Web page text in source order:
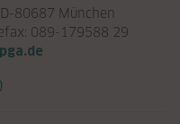
80687 München
089-179588 29